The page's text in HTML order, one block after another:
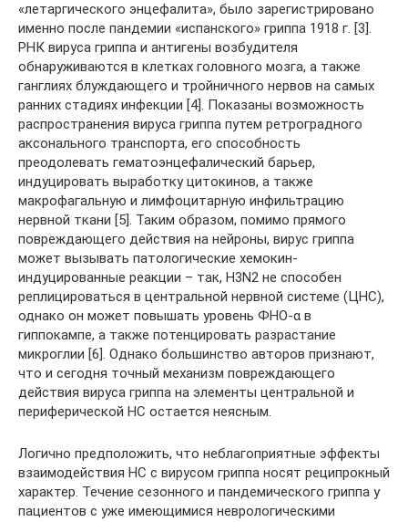
«летаргического энцефалита», было зарегистрировано
именно после пандемии «испанского» гриппа 1918 г. [3].
РНК вируса гриппа и антигены возбудителя
обнаруживаются в клетках головного мозга, а также
ганглиях блуждающего и тройничного нервов на самых
ранних стадиях инфекции [4]. Показаны возможность
распространения вируса гриппа путем ретроградного
аксонального транспорта, его способность
преодолевать гематоэнцефалический барьер,
индуцировать выработку цитокинов, а также
макрофагальную и лимфоцитарную инфильтрацию
нервной ткани [5]. Таким образом, помимо прямого
повреждающего действия на нейроны, вирус гриппа
может вызывать патологические хемокин-
индуцированные реакции – так, H3N2 не способен
реплицироваться в центральной нервной системе (ЦНС),
однако он может повышать уровень ФНО-α в
гиппокампе, а также потенцировать разрастание
микроглии [6]. Однако большинство авторов признают,
что и сегодня точный механизм повреждающего
действия вируса гриппа на элементы центральной и
периферической НС остается неясным.
Логично предположить, что неблагоприятные эффекты
взаимодействия НС с вирусом гриппа носят реципрокный
характер. Течение сезонного и пандемического гриппа у
пациентов с уже имеющимися неврологическими